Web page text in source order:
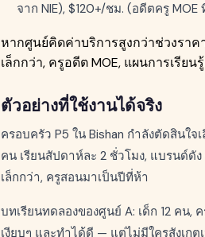
จาก NIE), $120+/ชม. (อดีตครู MOE
หากศูนย์คิดค่าบริการสูงกว่าช่วงรา
เล็กกว่า, ครูอดีต MOE, แผนการเรี
ตัวอย่างที่ใช้งานได้จริง
ครอบครัว P5 ใน Bishan กำลังตัดสินใ
คน เรียนสัปดาห์ละ 2 ชั่วโมง, แบรนด์ดั
เล็กกว่า, ครูสอนมาเป็นปีที่ห้า
บทเรียนทดลองของศูนย์ A: เด็ก 12 คน
เงียบๆ และทำได้ดี — แต่ไม่มีใครสังเก